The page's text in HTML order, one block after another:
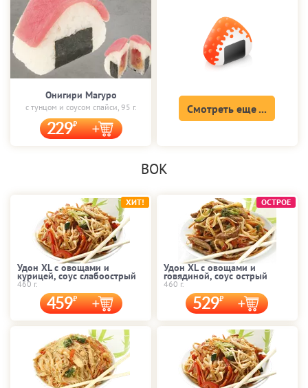
Онигири Магуро
с тунцом и соусом спайси, 95 г.
229
Смотреть еще ...
ВОК
Удон XL с овощами и
курицей, соус слабоострый
460 г.
459
ХИТ!
Удон XL с овощами и
говядиной, соус острый
460 г.
529
ОСТРОЕ